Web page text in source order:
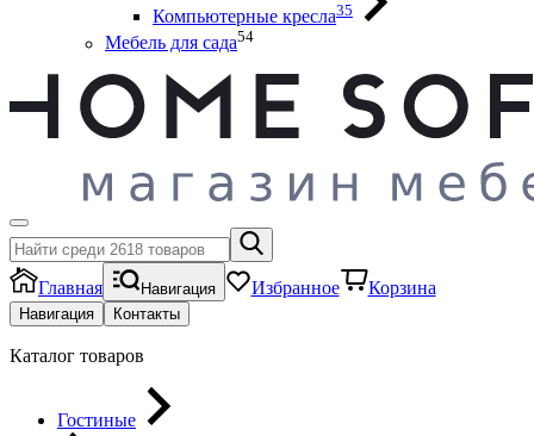
Компьютерные кресла35
Мебель для сада54
Главная Навигация Избранное Корзина
Навигация Контакты
Каталог товаров
Гостиные